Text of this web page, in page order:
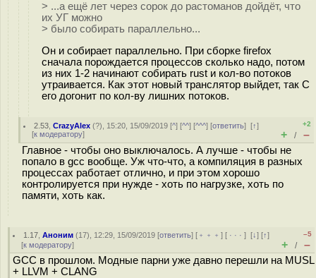
> ...а ещё лет через сорок до растоманов дойдёт, что
их УГ можно
> было собирать параллельно...
Он и собирает параллельно. При сборке firefox
сначала порождается процессов сколько надо, потом
из них 1-2 начинают собирать rust и кол-во потоков
утраивается. Как этот новый транслятор выйдет, так С
его догонит по кол-ву лишних потоков.
2.53 ,CrazyAlex (?), 15:20, 15/09/2019 [^] [^^] [^^^] [ответить][↑]
[к модератору]
+2
+ / –
Главное - чтобы оно выключалось. А лучше - чтобы не
попало в gcc вообще. Уж что-что, а компиляция в разных
процессах работает отлично, и при этом хорошо
контролируется при нужде - хоть по нагрузке, хоть по
памяти, хоть как.
1.17 ,Аноним (17), 12:29, 15/09/2019 [ответить] [ ﹢﹢﹢] [ · · ·][↓] [↑]
[к модератору]
–5
+ / –
GCC в прошлом. Модные парни уже давно перешли на MUSL
+ LLVM + CLANG